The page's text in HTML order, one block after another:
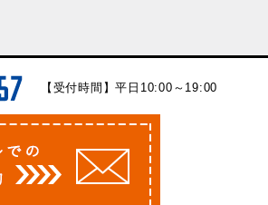
【受付時間】平日10:00～19:00